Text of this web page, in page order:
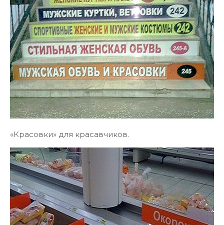
«Красовки» для красавчиков.